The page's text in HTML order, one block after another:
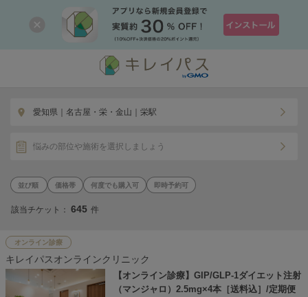
愛知県｜名古屋・栄・金山｜栄駅
悩みの部位や施術を選択しましょう
価格帯 何度でも購入可 即時予約可
該当チケット： 645 件
オンライン診療
キレイパスオンラインクリニック
【オンライン診療】GIP/GLP-1ダイエット注射
（マンジャロ）2.5mg×4本［送料込］/定期便